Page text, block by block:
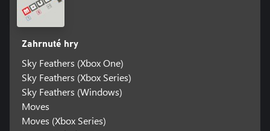
Zahrnuté hry
Sky Feathers (Xbox One)
Sky Feathers (Xbox Series)
Sky Feathers (Windows)
Moves
Moves (Xbox Series)